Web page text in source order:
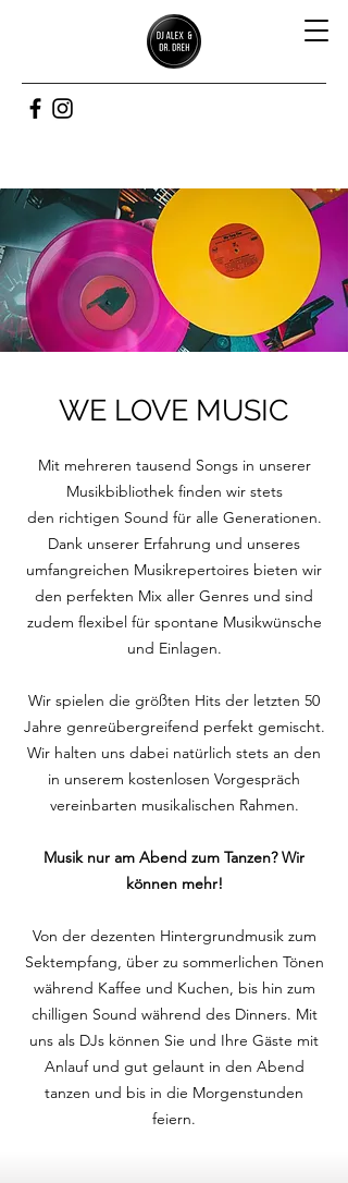
WE LOVE MUSIC
Mit mehreren tausend Songs in unserer
Musikbibliothek finden wir stets
den richtigen Sound für alle Generationen.
Dank unserer Erfahrung und unseres
umfangreichen Musikrepertoires bieten wir
den perfekten Mix aller Genres und sind
zudem flexibel für spontane Musikwünsche
und Einlagen.
Wir spielen die größten Hits der letzten 50
Jahre genreübergreifend perfekt gemischt.
Wir halten uns dabei natürlich stets an den
in unserem kostenlosen Vorgespräch
vereinbarten musikalischen Rahmen.
Musik nur am Abend zum Tanzen? Wir
können mehr!
Von der dezenten Hintergrundmusik zum
Sektempfang, über zu sommerlichen Tönen
während Kaffee und Kuchen, bis hin zum
chilligen Sound während des Dinners. Mit
uns als DJs können Sie und Ihre Gäste mit
Anlauf und gut gelaunt in den Abend
tanzen und bis in die Morgenstunden
feiern.